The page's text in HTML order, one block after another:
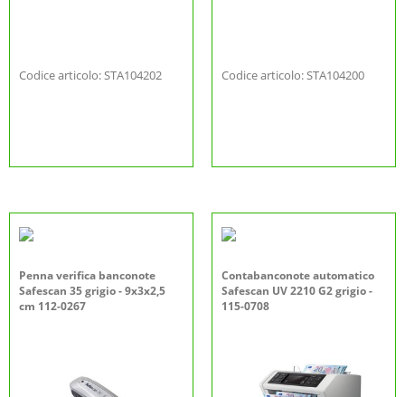
Codice articolo: STA104202 Codice articolo: STA104200
Penna verifica banconote
Safescan 35 grigio - 9x3x2,5
cm 112-0267
Contabanconote automatico
Safescan UV 2210 G2 grigio -
115-0708